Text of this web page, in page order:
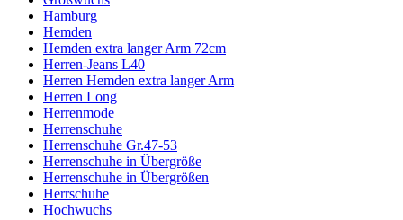
Hamburg
Hemden
Hemden extra langer Arm 72cm
Herren-Jeans L40
Herren Hemden extra langer Arm
Herren Long
Herrenmode
Herrenschuhe
Herrenschuhe Gr.47-53
Herrenschuhe in Übergröße
Herrenschuhe in Übergrößen
Herrschuhe
Hochwuchs